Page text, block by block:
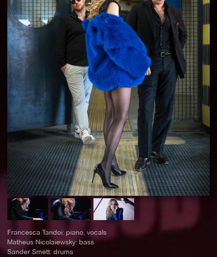
Francesca Tandoi: piano, vocals
Matheus Nicolaiewsky: bass
Sander Smett: drums